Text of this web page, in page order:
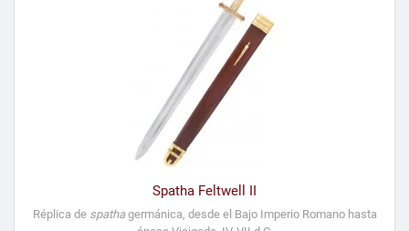
Spatha Feltwell II
Réplica de spathagermánica, desde el Bajo Imperio Romano hasta